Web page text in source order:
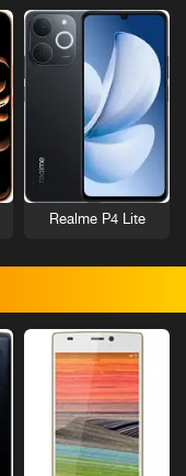
Realme P4 Lite